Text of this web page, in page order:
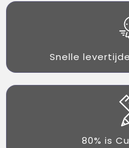
Snelle
80% is